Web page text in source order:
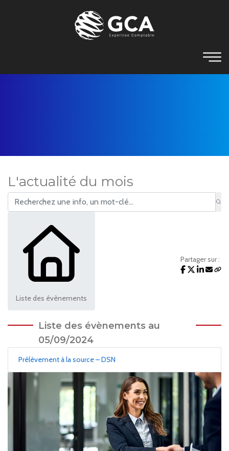
L'actualité du mois
Liste des évènements
Partager sur :
Liste des évènements au
05/09/2024
Prélèvement à la source – DSN